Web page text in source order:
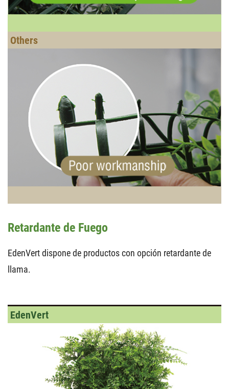
Retardante de Fuego
EdenVert dispone de productos con opción retardante de
llama.